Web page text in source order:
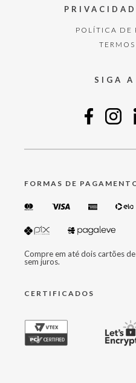
POLÍTICA DE
SIGA A
FORMAS DE
Compre em até dois cartões
sem juros.
CERTIFICADOS